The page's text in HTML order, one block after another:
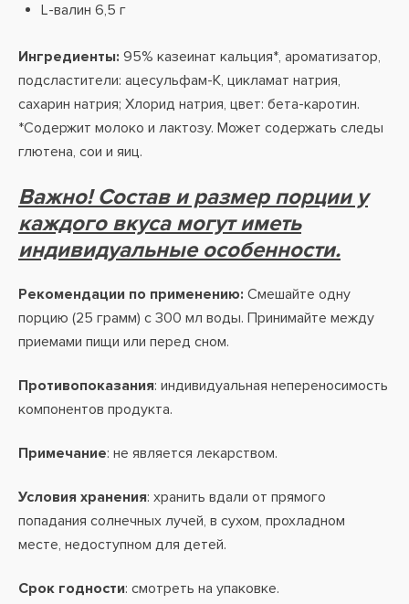
L-валин 6,5 г
Ингредиенты: 95% казеинат кальция*, ароматизатор,
подсластители: ацесульфам-К, цикламат натрия,
сахарин натрия; Хлорид натрия, цвет: бета-каротин.
*Содержит молоко и лактозу. Может содержать следы
глютена, сои и яиц.
Важно! Состав и размер порции у
каждого вкуса могут иметь
индивидуальные особенности.
Рекомендации по применению: Смешайте одну
порцию (25 грамм) с 300 мл воды. Принимайте между
приемами пищи или перед сном.
Противопоказания: индивидуальная непереносимость
компонентов продукта.
Примечание: не является лекарством.
Условия хранения: хранить вдали от прямого
попадания солнечных лучей, в сухом, прохладном
месте, недоступном для детей.
Срок годности: смотреть на упаковке.